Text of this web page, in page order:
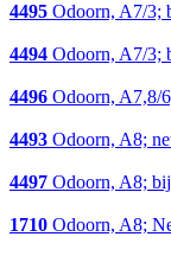
4495 Odoorn, A7/3;
4494 Odoorn, A7/3;
4496 Odoorn, A7,8/
4493 Odoorn, A8;
4497 Odoorn, A8;
1710 Odoorn, A8;